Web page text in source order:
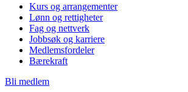
Kurs og arrangementer
Lønn og rettigheter
Fag og nettverk
Jobbsøk og karriere
Medlemsfordeler
Bærekraft
Bli medlem